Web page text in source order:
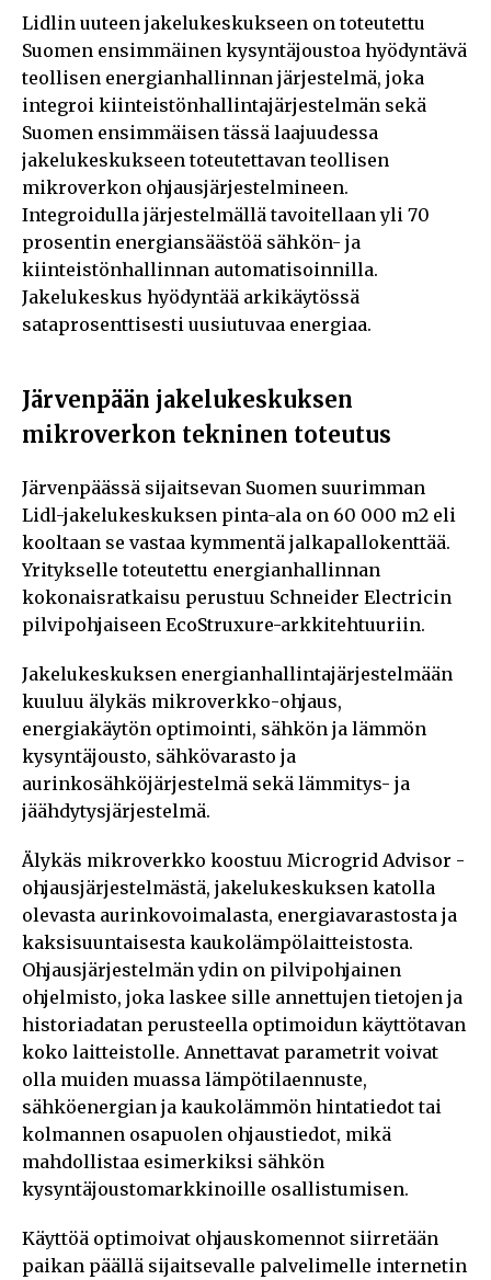
Lidlin uuteen jakelukeskukseen on toteutettu
Suomen ensimmäinen kysyntäjoustoa hyödyntävä
teollisen energianhallinnan järjestelmä, joka
integroi kiinteistönhallintajärjestelmän sekä
Suomen ensimmäisen tässä laajuudessa
jakelukeskukseen toteutettavan teollisen
mikroverkon ohjausjärjestelmineen.
Integroidulla järjestelmällä tavoitellaan yli 70
prosentin energiansäästöä sähkön- ja
kiinteistönhallinnan automatisoinnilla.
Jakelukeskus hyödyntää arkikäytössä
sataprosenttisesti uusiutuvaa energiaa.
Järvenpään jakelukeskuksen
mikroverkon tekninen toteutus
Järvenpäässä sijaitsevan Suomen suurimman
Lidl-jakelukeskuksen pinta-ala on 60 000 m2 eli
kooltaan se vastaa kymmentä jalkapallokenttää.
Yritykselle toteutettu energianhallinnan
kokonaisratkaisu perustuu Schneider Electricin
pilvipohjaiseen EcoStruxure-arkkitehtuuriin.
Jakelukeskuksen energianhallintajärjestelmään
kuuluu älykäs mikroverkko-ohjaus,
energiakäytön optimointi, sähkön ja lämmön
kysyntäjousto, sähkövarasto ja
aurinkosähköjärjestelmä sekä lämmitys- ja
jäähdytysjärjestelmä.
Älykäs mikroverkko koostuu Microgrid Advisor -
ohjausjärjestelmästä, jakelukeskuksen katolla
olevasta aurinkovoimalasta, energiavarastosta ja
kaksisuuntaisesta kaukolämpölaitteistosta.
Ohjausjärjestelmän ydin on pilvipohjainen
ohjelmisto, joka laskee sille annettujen tietojen ja
historiadatan perusteella optimoidun käyttötavan
koko laitteistolle. Annettavat parametrit voivat
olla muiden muassa lämpötilaennuste,
sähköenergian ja kaukolämmön hintatiedot tai
kolmannen osapuolen ohjaustiedot, mikä
mahdollistaa esimerkiksi sähkön
kysyntäjoustomarkkinoille osallistumisen.
Käyttöä optimoivat ohjauskomennot siirretään
paikan päällä sijaitsevalle palvelimelle internetin